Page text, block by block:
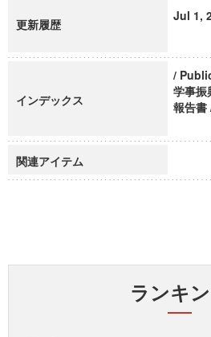
更新履歴
Jul 1,
インデックス
/
学事振
報告書
関連アイテム
ランキ